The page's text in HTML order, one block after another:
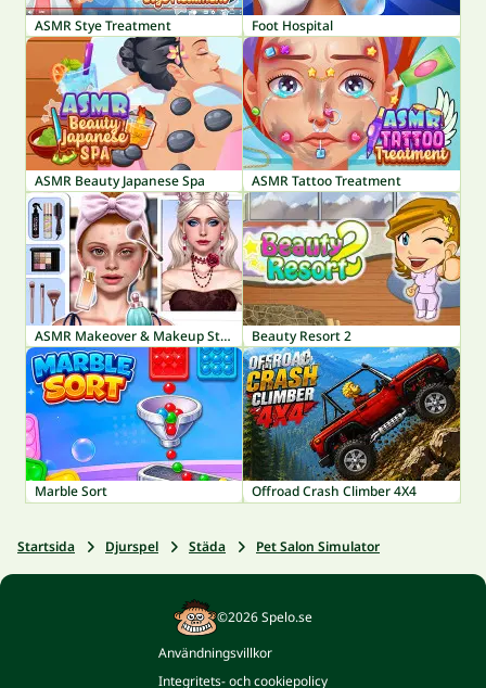
ASMR Stye Treatment Foot Hospital
ASMR Beauty Japanese Spa ASMR Tattoo Treatment
ASMR Makeover & Makeup Studio Beauty Resort 2
Marble Sort Offroad Crash Climber 4X4
Startsida Djurspel Städa Pet Salon Simulator
©2026 Spelo.se
Användningsvillkor
Integritets- och cookiepolicy